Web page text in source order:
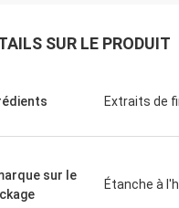
Il est rapide pour traiter
sécurité acheter que vous.
SUR LE PRODUIT
Extraits de
sur le
Étanche à